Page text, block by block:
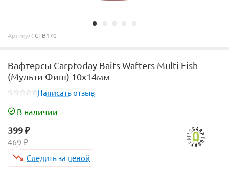
Артикул: CTB170
Вафтерсы Carptoday Baits Wafters Multi Fish
(Мульти Фиш) 10х14мм
Написать отзыв
В наличии
399₽
469 ₽
Следить за ценой